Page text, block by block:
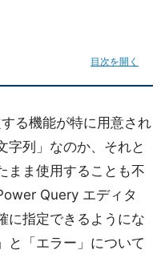
目次を開く
る機能が特に用意され
字列」なのか、それと
まま使用することも不
Query エディタ
に指定できるようにな
と「エラー」について